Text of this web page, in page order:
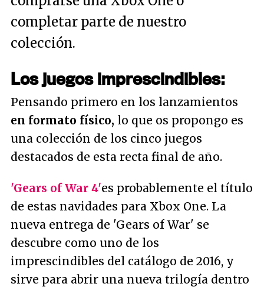
completar parte de nuestro
colección.
Los juegos imprescindibles:
Pensando primero en los lanzamientos
en formato físico, lo que os propongo es
una colección de los cinco juegos
destacados de esta recta final de año.
'Gears of War 4'es probablemente el título
de estas navidades para Xbox One. La
nueva entrega de 'Gears of War' se
descubre como uno de los
imprescindibles del catálogo de 2016, y
sirve para abrir una nueva trilogía dentro